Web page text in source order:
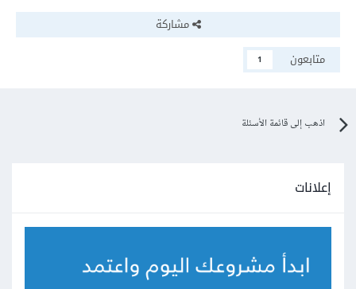
مشاركة
متابعون
1
اذهب إلى قائمة الأسئلة
إعلانات